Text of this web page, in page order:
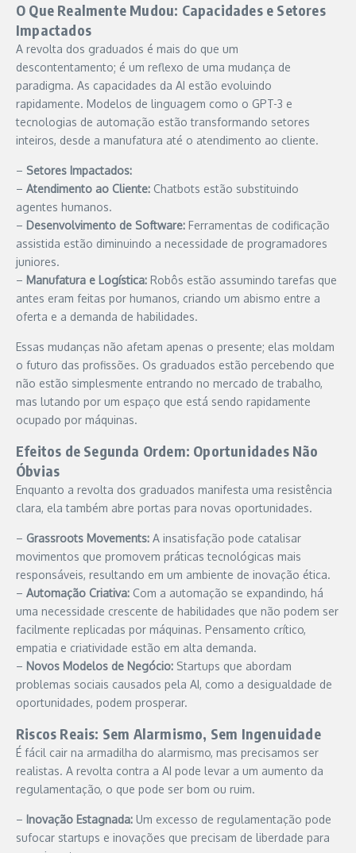
O Que Realmente Mudou: Capacidades e Setores
Impactados
A revolta dos graduados é mais do que um
descontentamento; é um reflexo de uma mudança de
paradigma. As capacidades da AI estão evoluindo
rapidamente. Modelos de linguagem como o GPT-3 e
tecnologias de automação estão transformando setores
inteiros, desde a manufatura até o atendimento ao cliente.
– Setores Impactados:
– Atendimento ao Cliente: Chatbots estão substituindo
agentes humanos.
– Desenvolvimento de Software: Ferramentas de codificação
assistida estão diminuindo a necessidade de programadores
juniores.
– Manufatura e Logística: Robôs estão assumindo tarefas que
antes eram feitas por humanos, criando um abismo entre a
oferta e a demanda de habilidades.
Essas mudanças não afetam apenas o presente; elas moldam
o futuro das profissões. Os graduados estão percebendo que
não estão simplesmente entrando no mercado de trabalho,
mas lutando por um espaço que está sendo rapidamente
ocupado por máquinas.
Efeitos de Segunda Ordem: Oportunidades Não
Óbvias
Enquanto a revolta dos graduados manifesta uma resistência
clara, ela também abre portas para novas oportunidades.
– Grassroots Movements: A insatisfação pode catalisar
movimentos que promovem práticas tecnológicas mais
responsáveis, resultando em um ambiente de inovação ética.
– Automação Criativa: Com a automação se expandindo, há
uma necessidade crescente de habilidades que não podem ser
facilmente replicadas por máquinas. Pensamento crítico,
empatia e criatividade estão em alta demanda.
– Novos Modelos de Negócio: Startups que abordam
problemas sociais causados pela AI, como a desigualdade de
oportunidades, podem prosperar.
Riscos Reais: Sem Alarmismo, Sem Ingenuidade
É fácil cair na armadilha do alarmismo, mas precisamos ser
realistas. A revolta contra a AI pode levar a um aumento da
regulamentação, o que pode ser bom ou ruim.
– Inovação Estagnada: Um excesso de regulamentação pode
sufocar startups e inovações que precisam de liberdade para